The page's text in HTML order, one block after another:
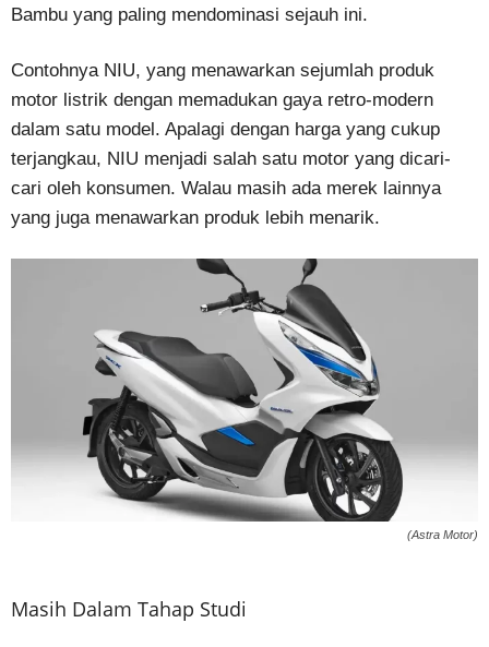
Bambu yang paling mendominasi sejauh ini.
Contohnya NIU, yang menawarkan sejumlah produk
motor listrik dengan memadukan gaya retro-modern
dalam satu model. Apalagi dengan harga yang cukup
terjangkau, NIU menjadi salah satu motor yang dicari-
cari oleh konsumen. Walau masih ada merek lainnya
yang juga menawarkan produk lebih menarik.
(Astra Motor)
Masih Dalam Tahap Studi